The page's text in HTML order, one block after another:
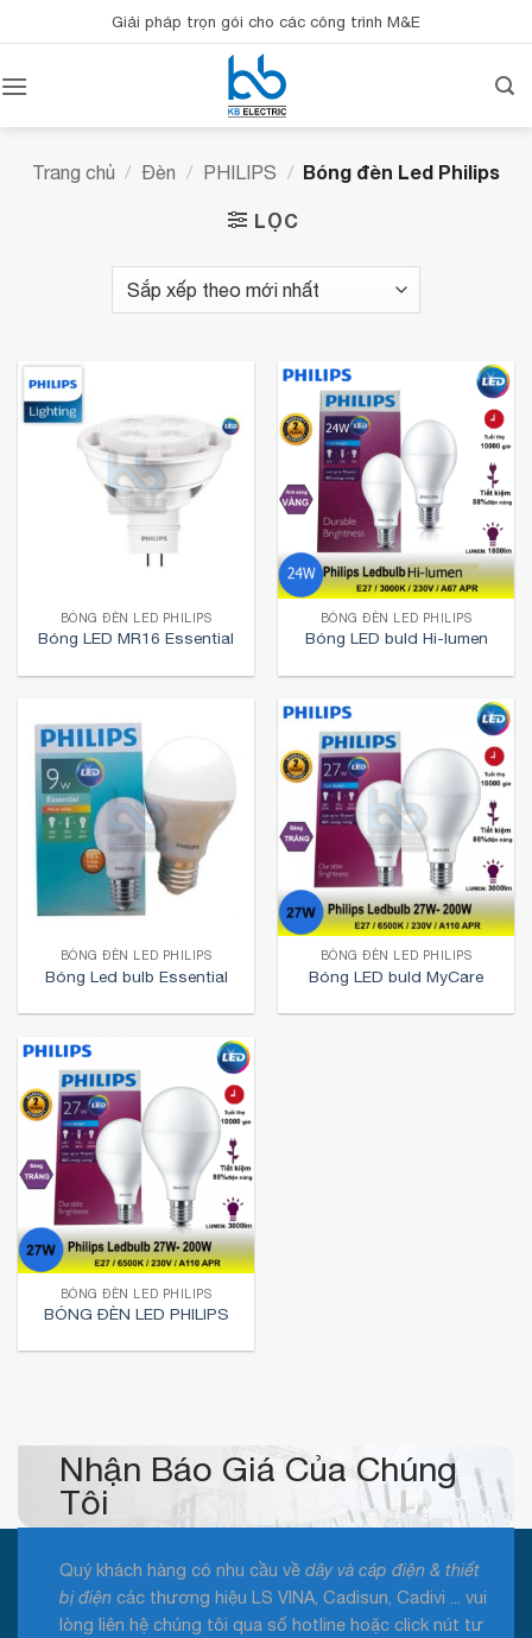
qua
dung
Giải pháp trọn gói cho các công trình M&E
Trang chủ / Đèn / PHILIPS / Bóng đèn Led Philips
LỌC
BÓNG ĐÈN LED PHILIPS
Bóng LED MR16 Essential
BÓNG ĐÈN LED PHILIPS
Bóng LED buld Hi-lumen
BÓNG ĐÈN LED PHILIPS
Bóng Led bulb Essential
BÓNG ĐÈN LED PHILIPS
Bóng LED buld MyCare
BÓNG ĐÈN LED PHILIPS
BÓNG ĐÈN LED PHILIPS
Nhận Báo Giá Của Chúng
Tôi
Quý khách hàng có nhu cầu về dây và cáp điện & thiết
bị điện các thương hiệu LS VINA, Cadisun, Cadivi ... vui
lòng liên hệ chúng tôi qua số hotline hoặc click nút tư